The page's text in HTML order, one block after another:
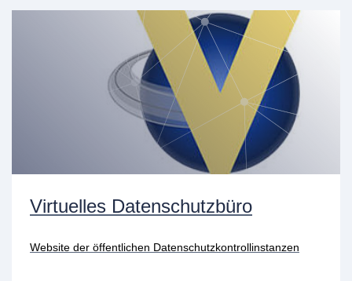
Virtuelles Datenschutzbüro
Website der öffentlichen Datenschutzkontrollinstanzen